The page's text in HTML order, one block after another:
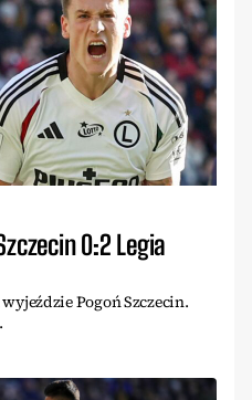
0:2 Legia
Pogoń Szczecin.